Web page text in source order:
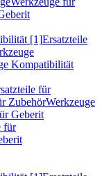
[1]Ersatzteile
Kompatibilität
für
ZubehörWerkzeuge
Geberit
für